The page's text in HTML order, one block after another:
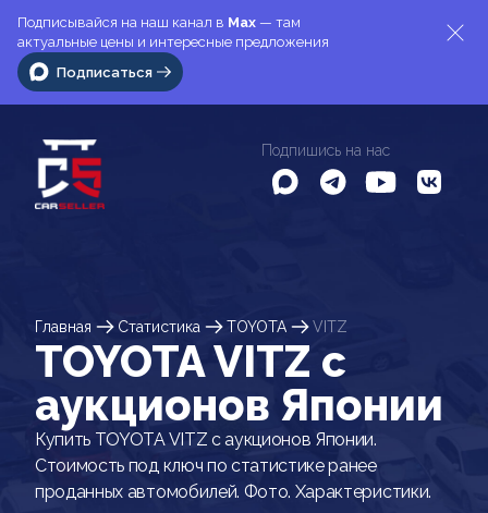
Подписывайся на наш канал в Max — там
актуальные цены и интересные предложения
Подписаться
Подпишись на нас
Главная Статистика TOYOTA VITZ
TOYOTA VITZ c
аукционов Японии
Купить TOYOTA VITZ с аукционов Японии.
Стоимость под ключ по статистике ранее
проданных автомобилей. Фото. Характеристики.